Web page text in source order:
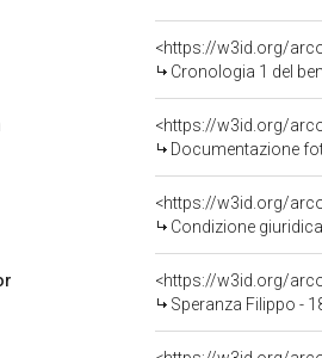
<https://w3id.org/
Cronologia 1 del
Documentazione
Condizione
<https://w3id.org/
Speranza Filippo -